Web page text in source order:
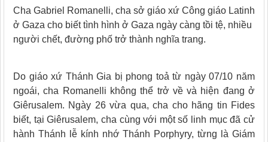
Cha Gabriel Romanelli, cha sở giáo xứ Công giáo Latinh
ở Gaza cho biết tình hình ở Gaza ngày càng tồi tệ, nhiều
người chết, đường phố trở thành nghĩa trang.
Do giáo xứ Thánh Gia bị phong toả từ ngày 07/10 năm
ngoái, cha Romanelli không thể trở về và hiện đang ở
Giêrusalem. Ngày 26 vừa qua, cha cho hãng tin Fides
biết, tại Giêrusalem, cha cùng với một số linh mục đã cử
hành Thánh lễ kính nhớ Thánh Porphyry, từng là Giám